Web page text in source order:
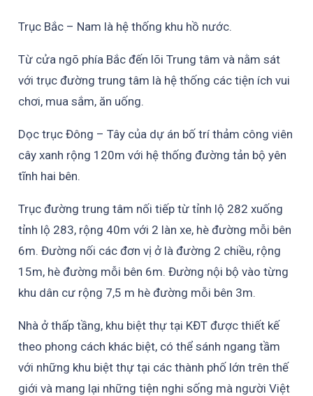
Trục Bắc – Nam là hệ thống khu hồ nước.
Từ cửa ngõ phía Bắc đến lõi Trung tâm và nằm sát
với trục đường trung tâm là hệ thống các tiện ích vui
chơi, mua sắm, ăn uống.
Dọc trục Đông – Tây của dự án bố trí thảm công viên
cây xanh rộng 120m với hệ thống đường tản bộ yên
tĩnh hai bên.
Trục đường trung tâm nối tiếp từ tỉnh lộ 282 xuống
tỉnh lộ 283, rộng 40m với 2 làn xe, hè đường mỗi bên
6m. Đường nối các đơn vị ở là đường 2 chiều, rộng
15m, hè đường mỗi bên 6m. Đường nội bộ vào từng
khu dân cư rộng 7,5 m hè đường mỗi bên 3m.
Nhà ở thấp tầng, khu biệt thự tại KĐT được thiết kế
theo phong cách khác biệt, có thể sánh ngang tầm
với những khu biệt thự tại các thành phố lớn trên thế
giới và mang lại những tiện nghi sống mà người Việt